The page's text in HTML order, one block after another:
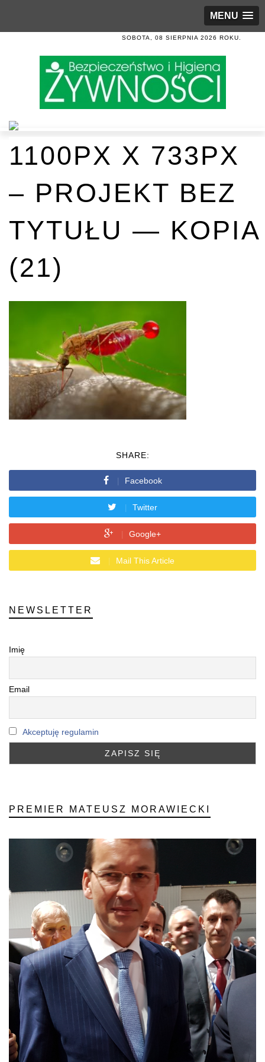
MENU
SOBOTA, 08 SIERPNIA 2026 ROKU.
1100PX X 733PX
– PROJEKT BEZ
TYTUŁU — KOPIA
(21)
SHARE:
Facebook
Twitter
Google+
Mail This Article
NEWSLETTER
Imię
Email
Akceptuję regulamin
PREMIER MATEUSZ MORAWIECKI